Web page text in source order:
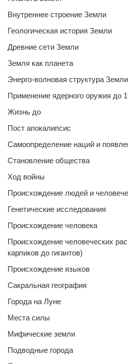
Внутреннее строение Земли
Геологическая история Земли
Древние сети Земли
Земля как планета
Энерго-волновая структура Земли
Применение ядерного оружия до
Жизнь до
Пост апокалипсис
Самоопределение наций и
Становление общества
Ход войны
Происхождение людей и
Генетические исследования
Происхождение человека
Происхождение человеческих
карликов до гигантов)
Происхождение языков
Сакральная география
Города на Луне
Места силы
Мифические земли
Подводные города